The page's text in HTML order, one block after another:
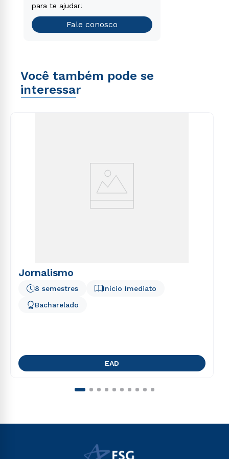
que é o ideal para você.
Teste vocacional
para te ajudar!
Fale conosco
Você também pode se
interessar
Jornalismo
Início Imediato
8 semestres
Bacharelado
EAD